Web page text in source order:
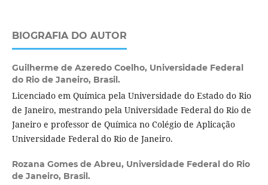
BIOGRAFIA DO AUTOR
Guilherme de Azeredo Coelho, Universidade Federal
do Rio de Janeiro, Brasil.
Licenciado em Química pela Universidade do Estado do Rio
de Janeiro, mestrando pela Universidade Federal do Rio de
Janeiro e professor de Química no Colégio de Aplicação
Universidade Federal do Rio de Janeiro.
Rozana Gomes de Abreu, Universidade Federal do Rio
de Janeiro, Brasil.